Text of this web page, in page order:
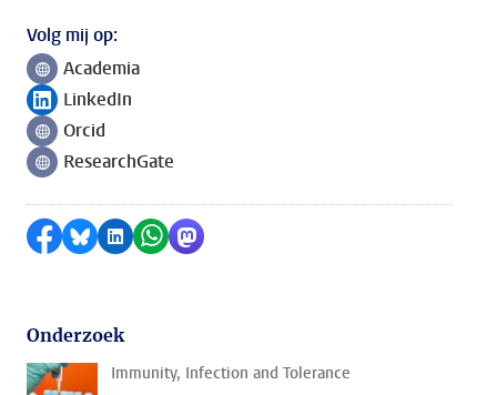
Volg mij op:
Volg ons op
Academia
Volg ons op
LinkedIn
Volg ons op
Orcid
Volg ons op
ResearchGate
Delen op Facebook
Delen via Bluesky
Delen op LinkedIn
Delen via WhatsApp
Delen via Mastodon
Onderzoek
Immunity, Infection and Tolerance